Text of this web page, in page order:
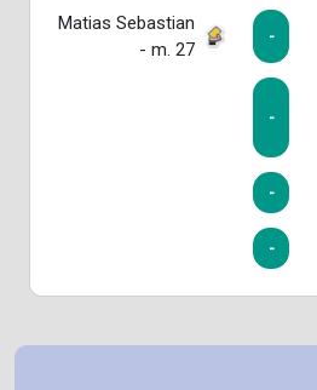
Matias Sebastian
- m. 27
-
-
-
-